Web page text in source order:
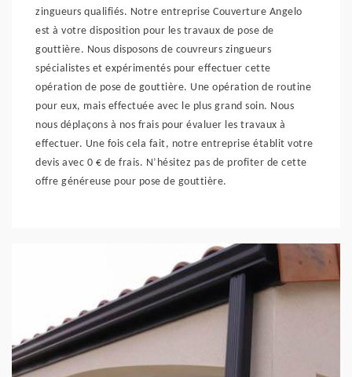
zingueurs qualifiés. Notre entreprise Couverture Angelo
est à votre disposition pour les travaux de pose de
gouttière. Nous disposons de couvreurs zingueurs
spécialistes et expérimentés pour effectuer cette
opération de pose de gouttière. Une opération de routine
pour eux, mais effectuée avec le plus grand soin. Nous
nous déplaçons à nos frais pour évaluer les travaux à
effectuer. Une fois cela fait, notre entreprise établit votre
devis avec 0 € de frais. N’hésitez pas de profiter de cette
offre généreuse pour pose de gouttière.